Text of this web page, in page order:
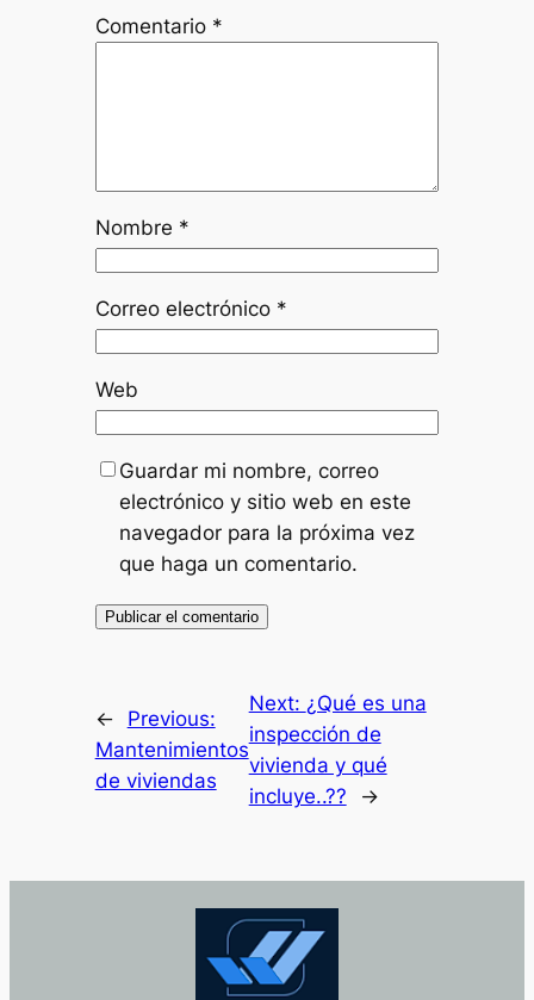
Comentario *
Nombre *
Correo electrónico *
Web
Guardar mi nombre, correo
electrónico y sitio web en este
navegador para la próxima vez
que haga un comentario.
←
Previous:
Mantenimientos
de viviendas
Next: ¿Qué es una
inspección de
vivienda y qué
incluye..??
→